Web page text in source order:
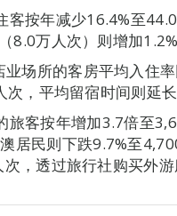
客按年减少16.4%至
8.0万人次）则增加
场所的客房平均入住
，平均留宿时间则延长
旅客按年增加3.7倍至
居民则下跌9.7%至
，透过旅行社购买外